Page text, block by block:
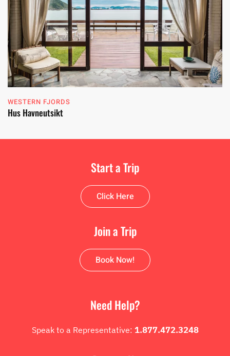
WESTERN FJORDS
Hus Havneutsikt
Start a Trip
Click Here
Join a Trip
Book Now!
Need Help?
Speak to a Representative: 1.877.472.3248